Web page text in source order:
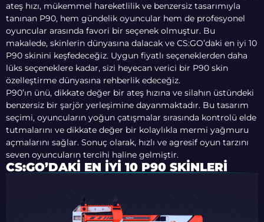
ateş hızı, mükemmel hareketlilik ve benzersiz tasarımıyla
tanınan P90, hem gündelik oyuncular hem de profesyonel
oyuncular arasında favori bir seçenek olmuştur. Bu
makalede, skinlerin dünyasına dalacak ve CS:GO’daki en iyi 10
P90 skinini keşfedeceğiz. Uygun fiyatlı seçeneklerden daha
lüks seçeneklere kadar, sizi heyecan verici bir P90 skin
özelleştirme dünyasına rehberlik edeceğiz.
P90’ın ünü, dikkate değer bir ateş hızına ve silahın üstündeki
benzersiz bir şarjör yerleşimine dayanmaktadır. Bu tasarım
seçimi, oyuncuların yoğun çatışmalar sırasında kontrolü elde
tutmalarını ve dikkate değer bir kolaylıkla mermi yağmuru
açmalarını sağlar. Sonuç olarak, hızlı ve agresif oyun tarzını
seven oyuncuların tercihi haline gelmiştir.
CS:GO’DAKI EN İYI 10 P90 SKINLERI